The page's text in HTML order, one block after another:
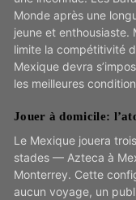
Monde après une
jeune et enthousiaste.
limite la compétitivité
Mexique devra
les meilleures
Jouer à domicile:
Le Mexique jouera
stades — Azteca à
Monterrey. Cette
aucun voyage, un